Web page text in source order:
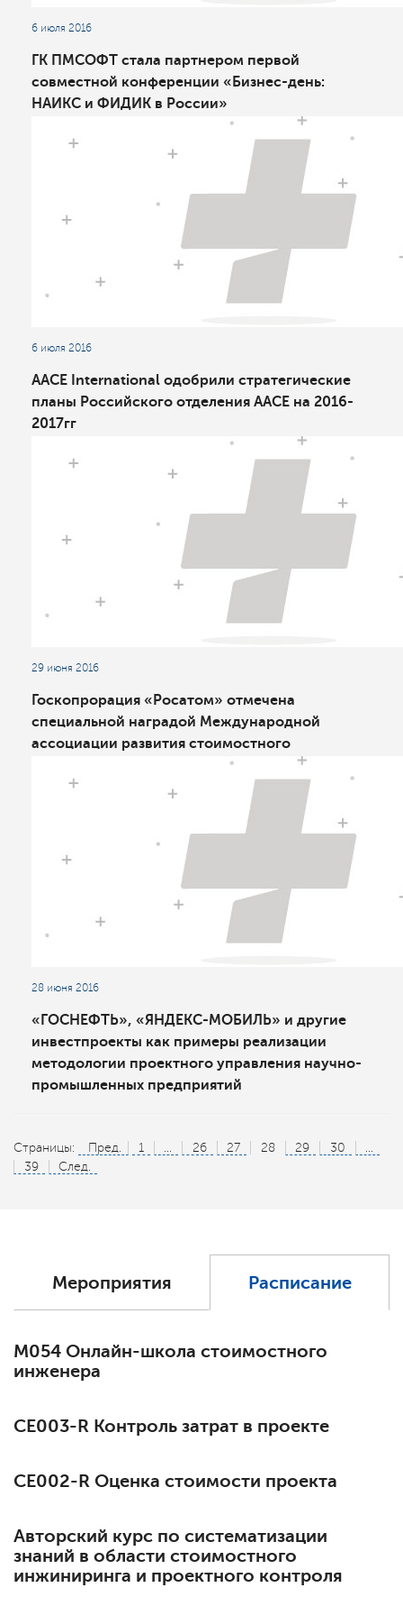
6 июля 2016
ГК ПМСОФТ стала партнером первой
совместной конференции «Бизнес-день:
НАИКС и ФИДИК в России»
6 июля 2016
AACE International одобрили стратегические
планы Российского отделения AACE на 2016-
2017гг
29 июня 2016
Госкопрорация «Росатом» отмечена
специальной наградой Международной
ассоциации развития стоимостного
28 июня 2016
«ГОСНЕФТЬ», «ЯНДЕКС-МОБИЛЬ» и другие
инвестпроекты как примеры реализации
методологии проектного управления научно-
промышленных предприятий
Страницы: Пред. 1 ... 26 27 28 29 30
...
39
След.
Мероприятия Расписание
М054 Онлайн-школа стоимостного
инженера
СЕ003-R Контроль затрат в проекте
СЕ002-R Оценка стоимости проекта
Авторский курс по систематизации
знаний в области стоимостного
инжиниринга и проектного контроля